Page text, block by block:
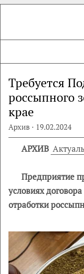
Требуется
россыпного
крае
Архив · 19.02.2024
АРХИВ
Предприятие
условиях договора
отработки